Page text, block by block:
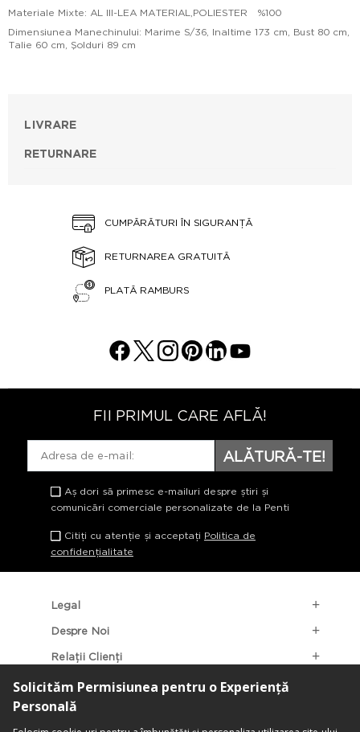
Materiale Mixte: AL III-LEA MATERIAL,POLIESTER %100
Dimensiunea Manechinului: Marime S/36, Inaltime 173 cm, Bust 80 cm,
Talie 60 cm, Şolduri 89 cm
LIVRARE
RETURNARE
CUMPĂRĂTURI ÎN SIGURANȚĂ
RETURNAREA GRATUITĂ
PLATĂ RAMBURS
FII PRIMUL CARE AFLĂ!
ALĂTURĂ-TE!
Aș dori să primesc e-mailuri despre știri și
comunicări comerciale personalizate de la Penti
Citiți cu atenție și acceptați Politica de
confidențialitate
Legal
Despre Noi
Relații Clienți
Categorii Populare
Localizarea Magazinelor